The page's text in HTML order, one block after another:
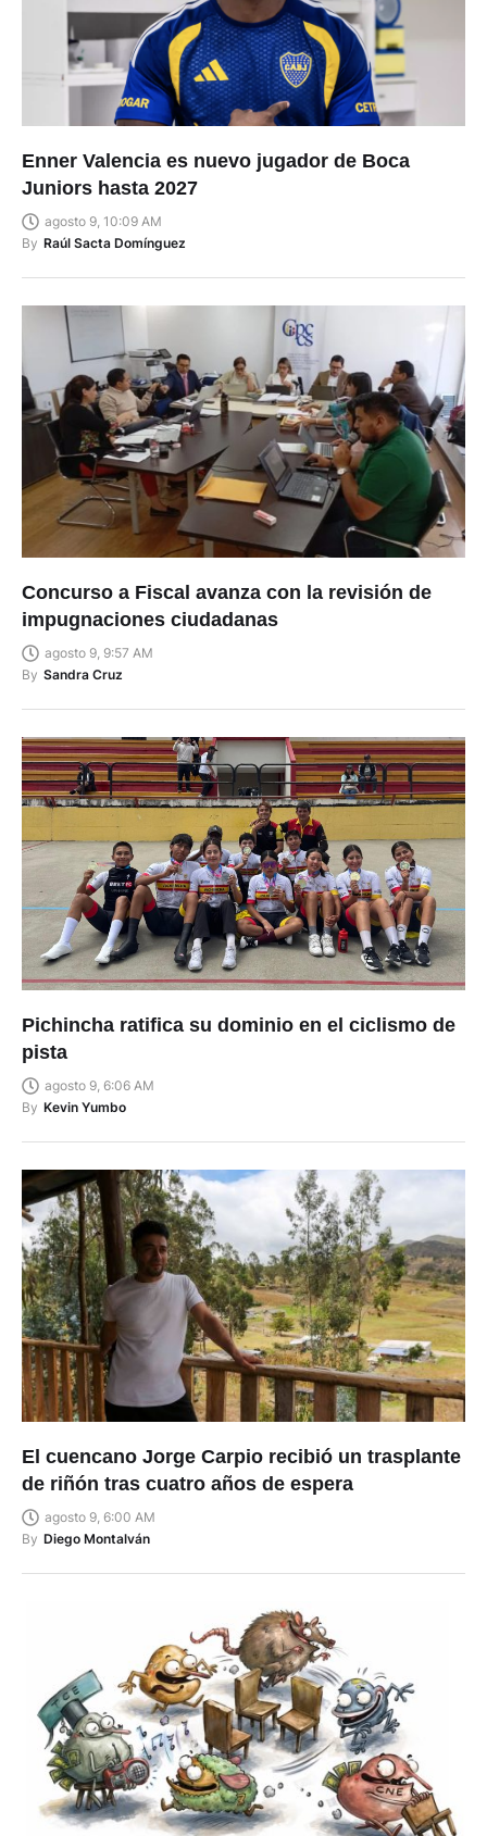
Enner Valencia es nuevo jugador de Boca
Juniors hasta 2027
agosto 9, 10:09 AM
By Raúl Sacta Domínguez
Concurso a Fiscal avanza con la revisión de
impugnaciones ciudadanas
agosto 9, 9:57 AM
By Sandra Cruz
Pichincha ratifica su dominio en el ciclismo de
pista
agosto 9, 6:06 AM
By Kevin Yumbo
El cuencano Jorge Carpio recibió un trasplante
de riñón tras cuatro años de espera
agosto 9, 6:00 AM
By Diego Montalván